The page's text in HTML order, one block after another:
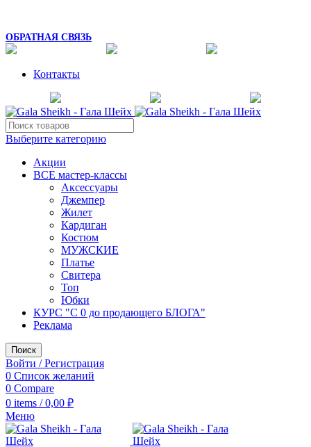
ОБРАТНАЯ СВЯЗЬ
Контакты
Выберите категорию
Акции
ВСЕ мастер-классы
Аксессуары
Джемпер
Жилет
Кардиган
Костюм
МУЖСКИЕ
Платье
Свитера
Топ
Юбки
КУРС "С 0 до продающего БЛОГА"
Реклама
Поиск
Войти / Регистрация
0 Список желаний
0 Compare
0 items / 0,00 ₽
Меню